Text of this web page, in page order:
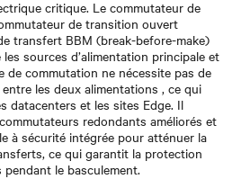
critique. Le commutateur de
de transition ouvert
transfert BBM (break-before-make)
sources d’alimentation principale et
de commutation ne nécessite pas de
les deux alimentations , ce qui
datacenters et les sites Edge. Il
redondants améliorés et
à sécurité intégrée pour atténuer la
ce qui garantit la protection
le basculement.